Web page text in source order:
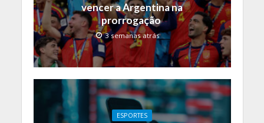
vencer a Argentina na
prorrogação
3 semanas atrás
ESPORTES